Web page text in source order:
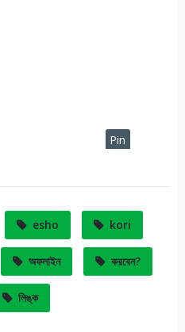
Pin
esho kori
অফলাইন করবেন?
লিঙ্ক